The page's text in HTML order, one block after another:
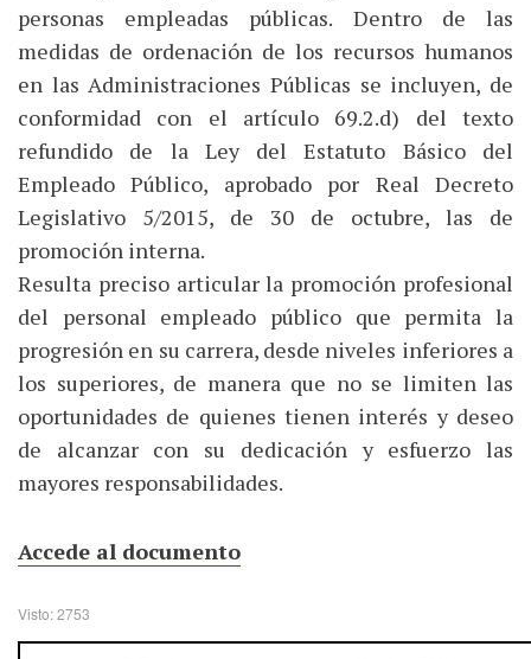
personas empleadas públicas. Dentro de las
medidas de ordenación de los recursos humanos
en las Administraciones Públicas se incluyen, de
conformidad con el artículo 69.2.d) del texto
refundido de la Ley del Estatuto Básico del
Empleado Público, aprobado por Real Decreto
Legislativo 5/2015, de 30 de octubre, las de
promoción interna.
Resulta preciso articular la promoción profesional
del personal empleado público que permita la
progresión en su carrera, desde niveles inferiores a
los superiores, de manera que no se limiten las
oportunidades de quienes tienen interés y deseo
de alcanzar con su dedicación y esfuerzo las
mayores responsabilidades.
Accede al documento
Visto: 2753